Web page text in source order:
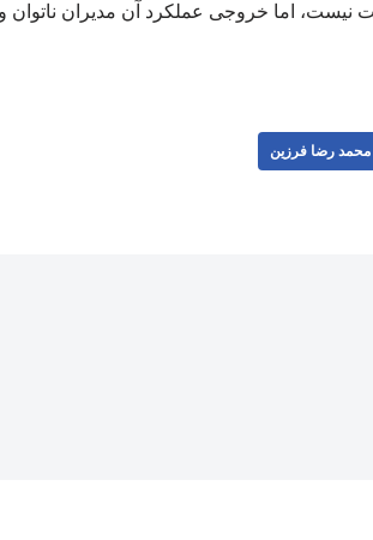
نیست، اما خروجی عملکرد آن مدیران ناتوان
محمد رضا فرزین